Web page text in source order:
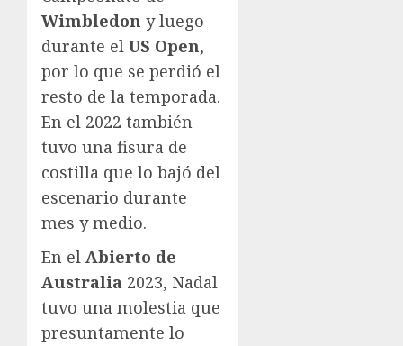
Wimbledon y luego
durante el US Open,
por lo que se perdió el
resto de la temporada.
En el 2022 también
tuvo una fisura de
costilla que lo bajó del
escenario durante
mes y medio.
En el Abierto de
Australia 2023, Nadal
tuvo una molestia que
presuntamente lo